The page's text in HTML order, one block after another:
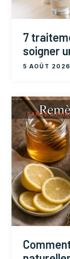
7
soigner
5 AOÛT 2026
SANTÉ &